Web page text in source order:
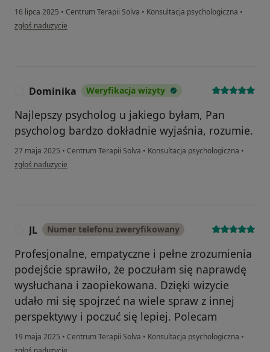
16 lipca 2025 • Centrum Terapii Solva • Konsultacja psychologiczna •
w opinii użytkownika Magdalena
zgłoś nadużycie
Dominika Weryfikacja wizyty
Najlepszy psycholog u jakiego byłam, Pan
psycholog bardzo dokładnie wyjaśnia, rozumie.
27 maja 2025 • Centrum Terapii Solva • Konsultacja psychologiczna •
w opinii użytkownika Dominika
zgłoś nadużycie
JL Numer telefonu zweryfikowany
Profesjonalne, empatyczne i pełne zrozumienia
podejście sprawiło, że poczułam się naprawdę
wysłuchana i zaopiekowana. Dzięki wizycie
udało mi się spojrzeć na wiele spraw z innej
perspektywy i poczuć się lepiej. Polecam
19 maja 2025 • Centrum Terapii Solva • Konsultacja psychologiczna •
w opinii użytkownika JL